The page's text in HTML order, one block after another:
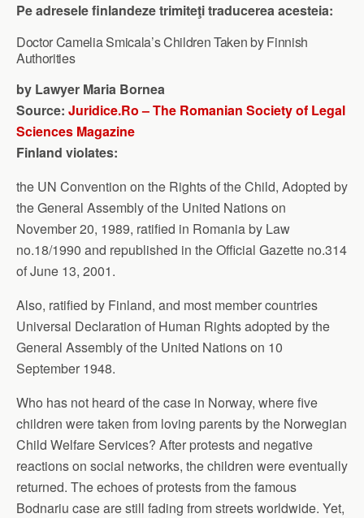
Pe adresele finlandeze trimiteţi traducerea acesteia:
Doctor Camelia Smicala’s Children Taken by Finnish
Authorities
by Lawyer Maria Bornea
Source: Juridice.Ro – The Romanian Society of Legal
Sciences Magazine
Finland violates:
the UN Convention on the Rights of the Child, Adopted by
the General Assembly of the United Nations on
November 20, 1989, ratified in Romania by Law
no.18/1990 and republished in the Official Gazette no.314
of June 13, 2001.
Also, ratified by Finland, and most member countries
Universal Declaration of Human Rights adopted by the
General Assembly of the United Nations on 10
September 1948.
Who has not heard of the case in Norway, where five
children were taken from loving parents by the Norwegian
Child Welfare Services? After protests and negative
reactions on social networks, the children were eventually
returned. The echoes of protests from the famous
Bodnariu case are still fading from streets worldwide. Yet,